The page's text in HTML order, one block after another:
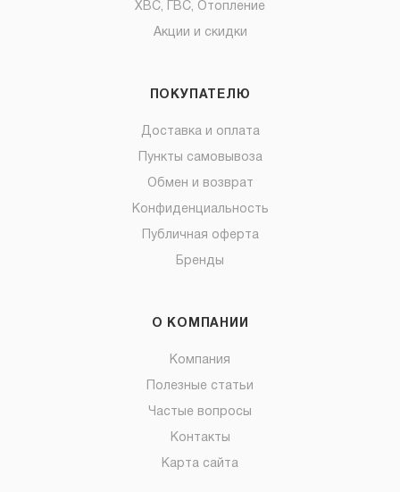
ХВС, ГВС, Отопление
Акции и скидки
ПОКУПАТЕЛЮ
Доставка и оплата
Пункты самовывоза
Обмен и возврат
Конфиденциальность
Публичная оферта
Бренды
О КОМПАНИИ
Компания
Полезные статьи
Частые вопросы
Контакты
Карта сайта